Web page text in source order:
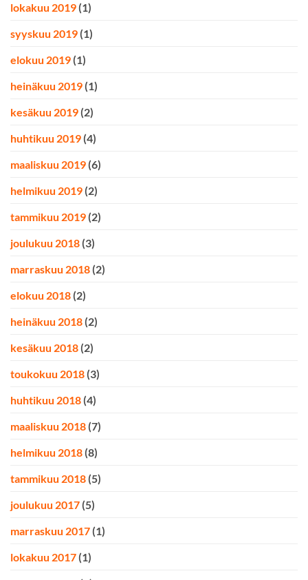
lokakuu 2019 (1)
syyskuu 2019 (1)
elokuu 2019 (1)
heinäkuu 2019 (1)
kesäkuu 2019 (2)
huhtikuu 2019 (4)
maaliskuu 2019 (6)
helmikuu 2019 (2)
tammikuu 2019 (2)
joulukuu 2018 (3)
marraskuu 2018 (2)
elokuu 2018 (2)
heinäkuu 2018 (2)
kesäkuu 2018 (2)
toukokuu 2018 (3)
huhtikuu 2018 (4)
maaliskuu 2018 (7)
helmikuu 2018 (8)
tammikuu 2018 (5)
joulukuu 2017 (5)
marraskuu 2017 (1)
lokakuu 2017 (1)